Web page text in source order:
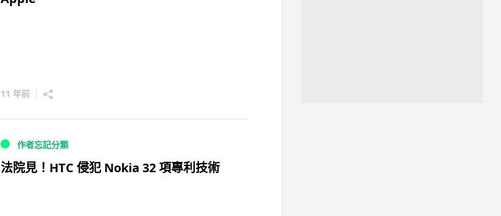
11 年前
作者忘記分類
法院見！HTC 侵犯 Nokia 32 項專利技術